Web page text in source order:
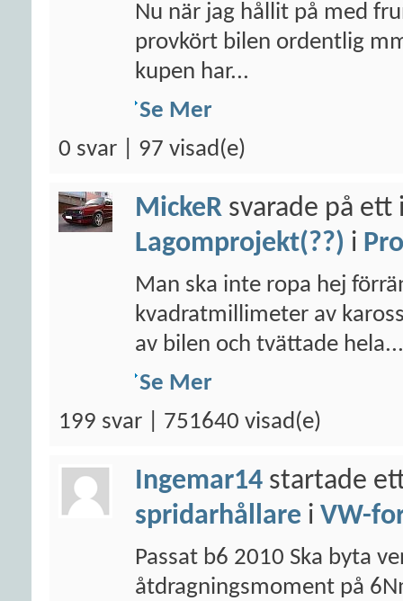
Nu när jag hållit på med
provkört bilen ordentlig
kupen har...
Se Mer
0 svar | 97 visad(e)
MickeR svarade på ett
Lagomprojekt(??) i
Man ska inte ropa hej
kvadratmillimeter av
av bilen och tvättade hela...
Se Mer
199 svar | 751640 visad(e)
Ingemar14 startade
spridarhållare i VW-
Passat b6 2010 Ska byta
åtdragningsmoment på